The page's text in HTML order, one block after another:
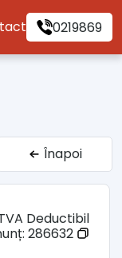
0219869
Înapoi
Deductibil
286632